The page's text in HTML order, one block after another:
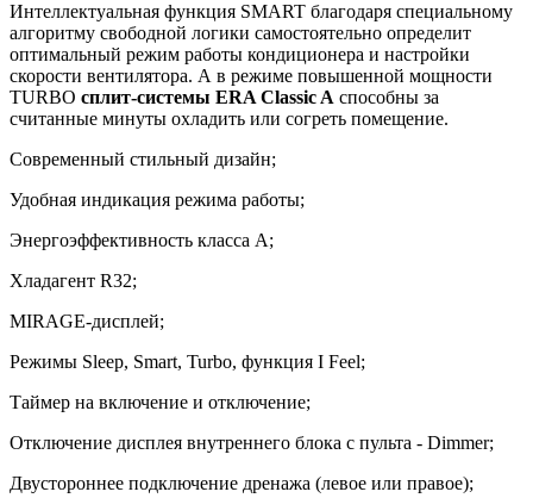
Интеллектуальная функция SMART благодаря специальному
алгоритму свободной логики самостоятельно определит
оптимальный режим работы кондиционера и настройки
скорости вентилятора. А в режиме повышенной мощности
TURBO сплит-системы ERA Classic A способны за
считанные минуты охладить или согреть помещение.
Современный стильный дизайн;
Удобная индикация режима работы;
Энергоэффективность класса А;
Хладагент R32;
MIRAGE-дисплей;
Режимы Sleep, Smart, Turbo, функция I Feel;
Таймер на включение и отключение;
Отключение дисплея внутреннего блока с пульта - Dimmer;
Двустороннее подключение дренажа (левое или правое);